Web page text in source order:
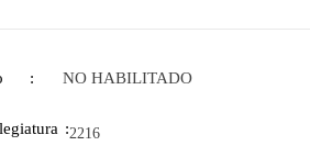
NO HABILITADO
2216